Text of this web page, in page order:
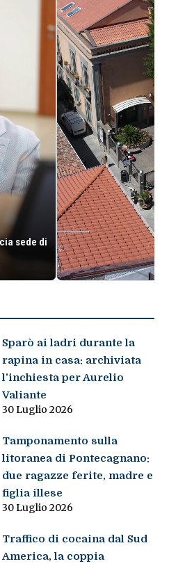
sede di
Sparò ai ladri durante la
rapina in casa: archiviata
l’inchiesta per Aurelio
Valiante
30 Luglio 2026
Tamponamento sulla
litoranea di Pontecagnano:
due ragazze ferite, madre e
figlia illese
30 Luglio 2026
Traffico di cocaina dal Sud
America, la coppia